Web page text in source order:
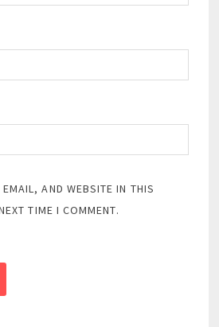
AND WEBSITE IN THIS
TIME I COMMENT.